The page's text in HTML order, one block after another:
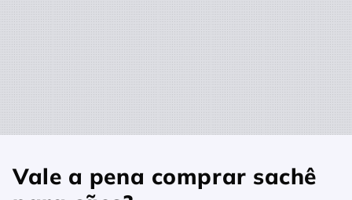
Vale a pena comprar sachê